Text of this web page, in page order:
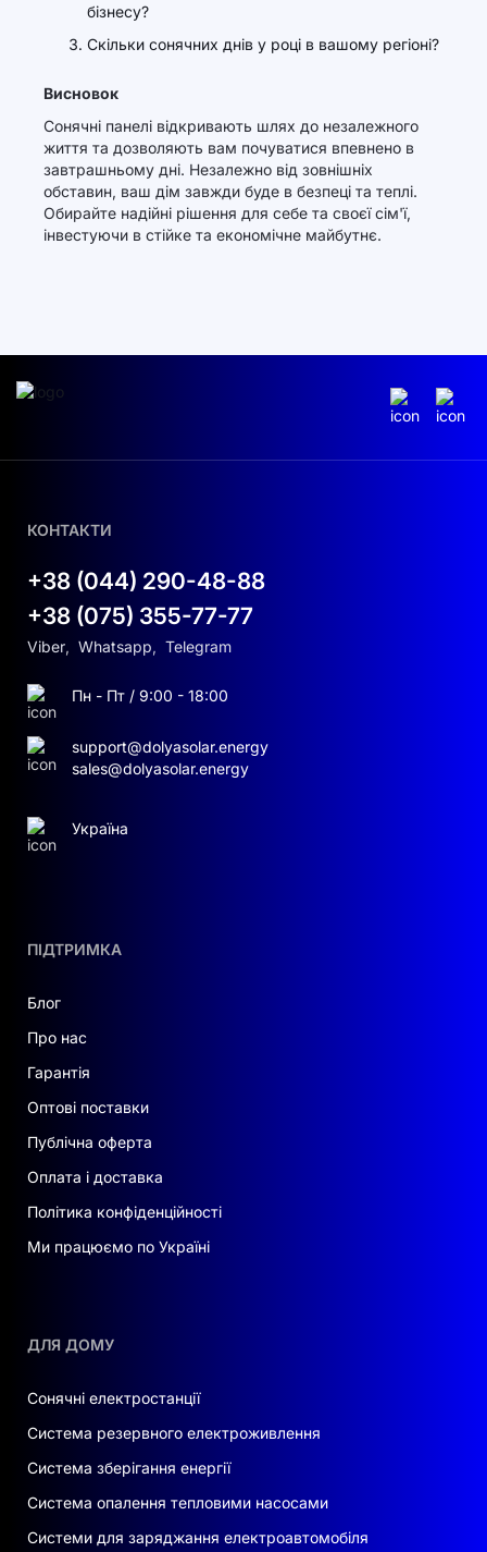
бізнесу?
Скільки сонячних днів у році в вашому регіоні?
Висновок
Сонячні панелі відкривають шлях до незалежного
життя та дозволяють вам почуватися впевнено в
завтрашньому дні. Незалежно від зовнішніх
обставин, ваш дім завжди буде в безпеці та теплі.
Обирайте надійні рішення для себе та своєї сім'ї,
інвестуючи в стійке та економічне майбутнє.
ПІДТРИМКА
Блог
Про нас
Гарантія
Оптові поставки
Публічна оферта
Оплата і доставка
Політика конфіденційності
Ми працюємо по Україні
ДЛЯ ДОМУ
Сонячні електростанції
Система резервного електроживлення
Система зберігання енергії
Система опалення тепловими насосами
Системи для заряджання електроавтомобіля
КОНТАКТИ
+38 (044) 290-48-88
+38 (075) 355-77-77
Viber, Whatsapp, Telegram
Пн - Пт / 9:00 - 18:00
support@dolyasolar.energy
sales@dolyasolar.energy
Україна